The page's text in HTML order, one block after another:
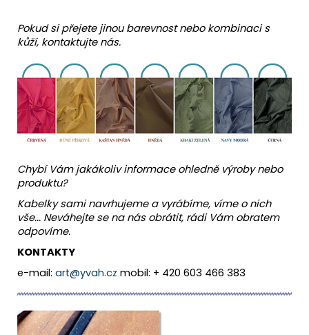
Pokud si přejete jinou barevnost nebo kombinaci s
kůží, kontaktujte nás.
Chybí Vám jakákoliv informace ohledně výroby nebo
produktu?
Kabelky sami navrhujeme a vyrábíme, víme o nich
vše... Neváhejte se na nás obrátit, rádi Vám obratem
odpovíme.
KONTAKTY
e-mail: art@yvah.cz mobil: + 420 603 466 383